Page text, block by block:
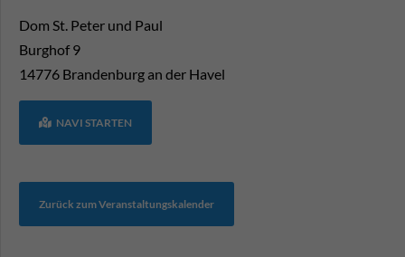
Dom St. Peter und Paul
Burghof 9
14776 Brandenburg an der Havel
NAVI STARTEN
Zurück zum Veranstaltungskalender